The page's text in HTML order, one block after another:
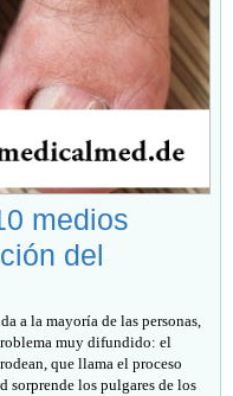
medios
del
a la mayoría de las personas,
muy difundido: el
que llama el proceso
sorprende los pulgares de los